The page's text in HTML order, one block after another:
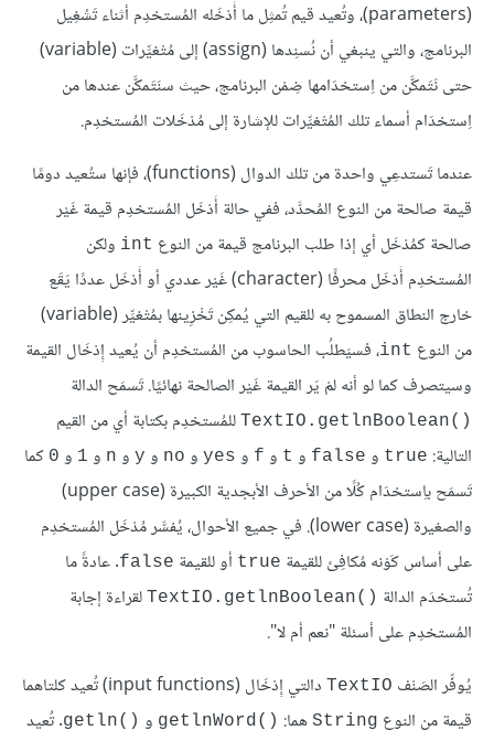
(parameters)، وتُعيد قيم تُمثِل ما أَدْخَله المُستخدِم أثناء تَشْغِيل
البرنامج، والتي ينبغي أن نُسنِدها (assign) إلى مُتْغيِّرات (variable)
حتى نَتَمكَّن من اِستخدَامها ضِمْن البرنامج، حيث سنَتَمكَّن عندها من
اِستخدَام أسماء تلك المُتْغيِّرات للإشارة إلى مُدْخَلات المُستخدِم.
عندما تَستدعِي واحدة من تلك الدوال (functions)، فإنها ستُعيد دومًا
قيمة صالحة من النوع المُحدَّد، ففي حالة أَدْخَل المُستخدِم قيمة غَيْر
صالحة كمُدْخَل أي إذا طلب البرنامج قيمة من النوع int ولكن
المُستخدِم أَدْخَل محرفًا (character) غَيْر عددي أو أَدْخَل عددًا يَقَع
خارج النطاق المسموح به للقيم التي يُمكِن تَخْزِينها بمُتْغيِّر (variable)
من النوع int، فسيَطلُب الحاسوب من المُستخدِم أن يُعيد إِدْخَال القيمة
وسيتصرف كما لو أنه لمْ يَر القيمة غَيْر الصالحة نهائيًا. تَسمَح الدالة
TextIO.getlnBoolean()‎ للمُستخدِم بكتابة أي من القيم
التالية: true و false و t و f و yes و no و y و n و 1 و 0 كما
تَسمَح باِستخدَام كُلًا من الأحرف الأبجدية الكبيرة (upper case)
والصغيرة (lower case). في جميع الأحوال، يُفسَّر مُدْخَل المُستخدِم
على أساس كَوْنه مُكافِئ للقيمة true أو للقيمة false. عادةً ما
تُستخدَم الدالة TextIO.getlnBoolean()‎ لقراءة إجابة
المُستخدِم على أسئلة "نعم أم لا".
يُوفِّر الصَنْف TextIO
دالتي إِدْخَال (input functions) تُعيد كلتاهما
قيمة من النوع String هما: getlnWord()‎ و getln()‎. تُعيد